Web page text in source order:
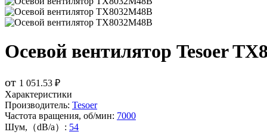
Осевой вентилятор Tesoer
от 1 051.53 ₽
Характеристики
Производитель: Tesoer
Частота вращения, об/мин: 7000
Шум,（dB/a）: 54